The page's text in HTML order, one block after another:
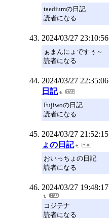
taediumの日記
読者になる
2024/03/27 23:10:56
ぁまんにょですぅ～
読者になる
2024/03/27 22:35:06
日記
Fujiwoの日記
読者になる
2024/03/27 21:52:15
ょの日記
おいっちょの日記
読者になる
2024/03/27 19:48:17
コジテナ
読者になる